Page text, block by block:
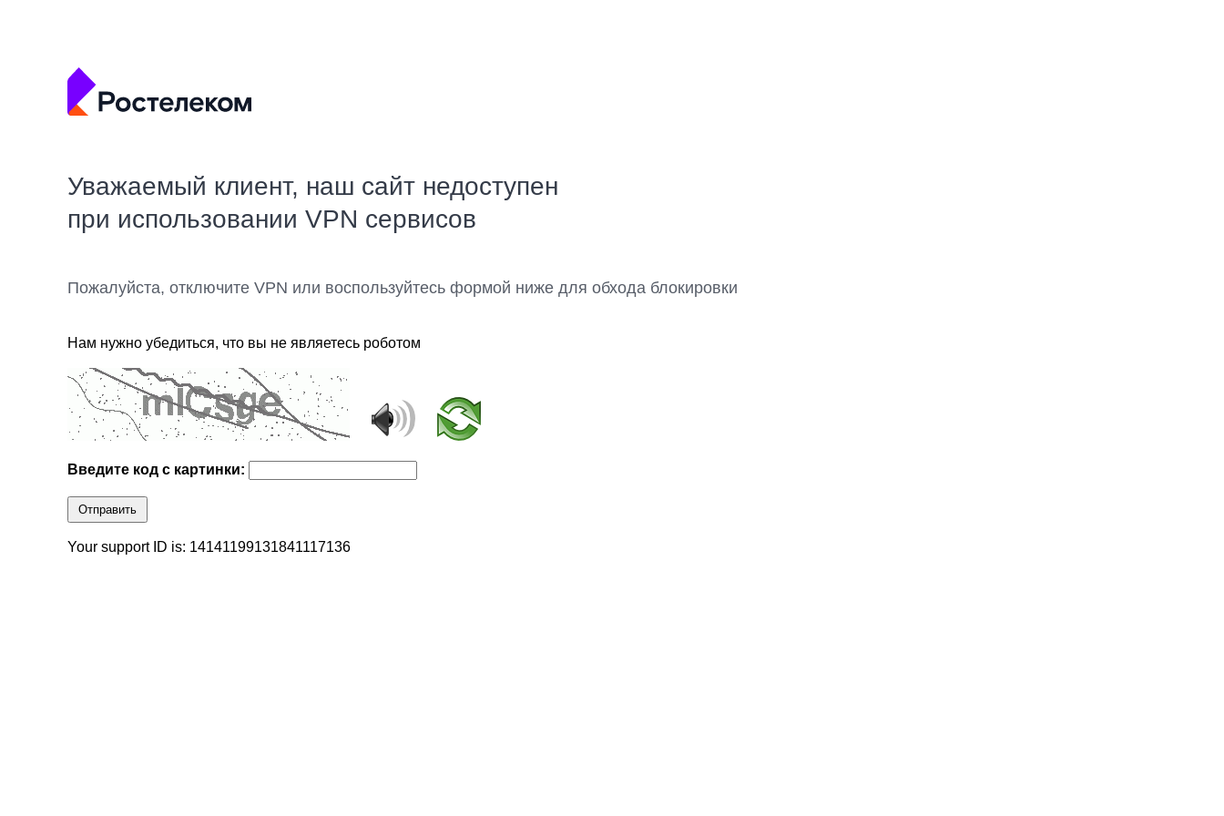
Уважаемый клиент, наш сайт недоступен
при использовании VPN сервисов
Пожалуйста, отключите VPN или воспользуйтесь формой ниже для обхода блокировки
Нам нужно убедиться, что вы не являетесь роботом
Введите код с картинки:
Отправить
Your support ID is: 14141199131841117136